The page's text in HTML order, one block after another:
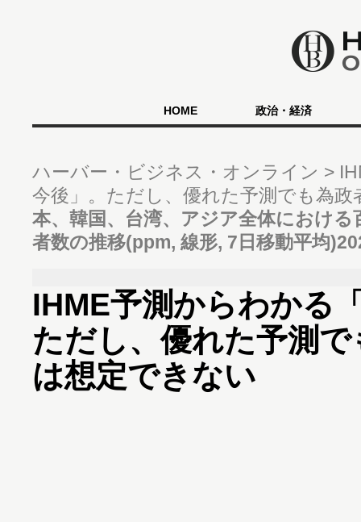
HOME 政治・経済
ハーバー・ビジネス・オンライン
今後」。ただし、優れた予測でも為
本、韓国、台湾、アジア全体におけ
者数の推移(ppm, 線形, 7日移動平均
IHME予測からわかる
ただし、優れた予測
は想定できない